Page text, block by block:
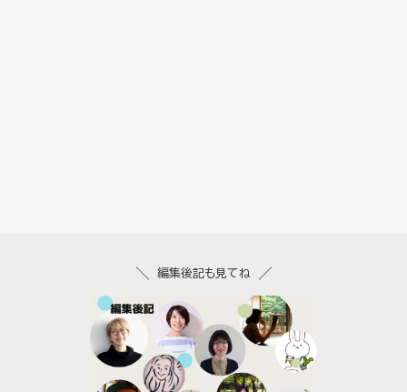
編集後記も見てね